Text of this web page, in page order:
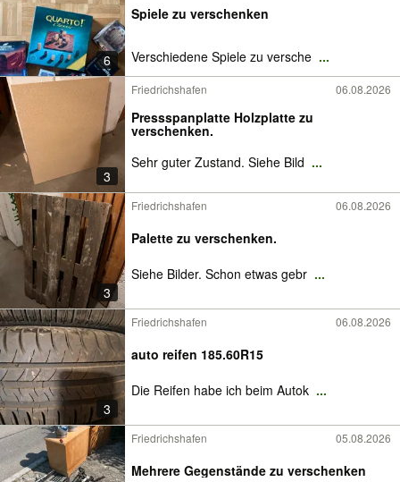
6
Spiele zu verschenken
Verschiedene Spiele zu versche ...
3
Friedrichshafen 06.08.2026
Pressspanplatte Holzplatte zu
verschenken.
Sehr guter Zustand. Siehe Bild ...
3
Friedrichshafen 06.08.2026
Palette zu verschenken.
Siehe Bilder. Schon etwas gebr ...
3
Friedrichshafen 06.08.2026
auto reifen 185.60R15
Die Reifen habe ich beim Autok ...
Friedrichshafen 05.08.2026
Mehrere Gegenstände zu verschenken